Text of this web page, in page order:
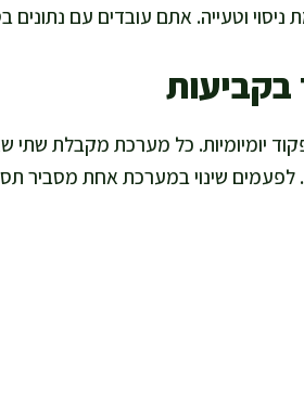
וטעייה. אתם עובדים עם נתונים
יומיומיות. כל מערכת מקבלת שתי
לפעמים שינוי במערכת אחת מסביר